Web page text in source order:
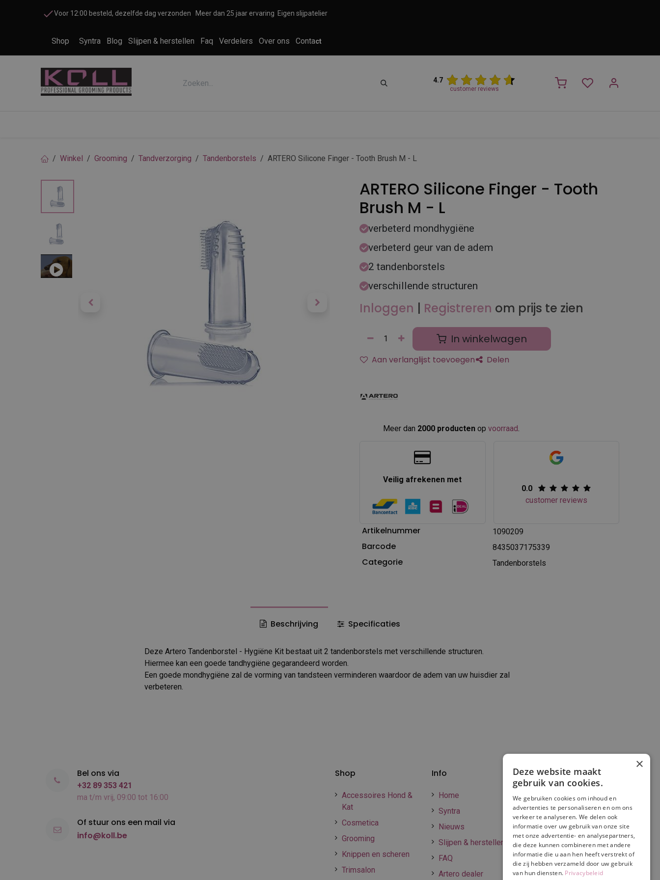
Voor 12:00 besteld, dezelfde dag verzonden Meer dan 25 jaar ervaring Eigen slijpatelier
Shop Syntra Blog Slijpen & herstellen Faq Verdelers Over ons Contact
4.7
customer reviews
Winkel Grooming Tandverzorging Tandenborstels ARTERO Silicone Finger - Tooth Brush M - L
ARTERO Silicone Finger - Tooth
Brush M - L
verbeterd mondhygiëne
verbeterd geur van de adem
2 tandenborstels
verschillende structuren
Inloggen | Registreren om prijs te zien
In winkelwagen
Aan verlanglijst toevoegen Delen
Meer dan 2000 producten op voorraad
Veilig afrekenen met
0.0
customer reviews
Artikelnummer 1090209
Barcode 8435037175339
Categorie Tandenborstels
Beschrijving Specificaties
Deze Artero Tandenborstel - Hygiëne Kit bestaat uit 2 tandenborstels met verschillende structuren.
Hiermee kan een goede tandhygiëne gegarandeerd worden.
Een goede mondhygiëne zal de vorming van tandsteen verminderen waardoor de adem van uw huisdier zal
verbeteren.
Info
Home
Syntra
Nieuws
Slijpen & herstellen
FAQ
Artero dealer
Shop
Accessoires Hond &
Kat
Cosmetica
Grooming
Knippen en scheren
Trimsalon
Verzenden en
betalen
Online betalen
Retourneren
Algemene
voorwaarden
Privacy & Cookie
policy
Bel ons via
+32 89 353 421
ma t/m vrij, 09:00 tot 16:00
Of stuur ons een mail via
info@koll.be
×
Deze website maakt
gebruik van cookies.
We gebruiken cookies om inhoud en
advertenties te personaliseren en om ons
verkeer te analyseren. We delen ook
informatie over uw gebruik van onze site
met onze advertentie- en analysepartners,
die deze kunnen combineren met andere
informatie die u aan hen heeft verstrekt of
die zij hebben verzameld door uw gebruik
van hun diensten. Privacybeleid